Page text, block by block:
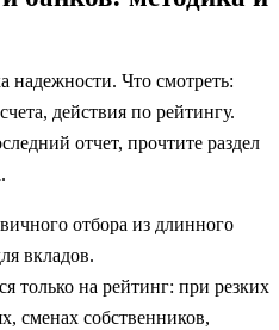
надежности. Что смотреть:
действия по рейтингу.
отчет, прочтите раздел
отбора из длинного
вкладов.
только на рейтинг: при резких
сменах собственников,